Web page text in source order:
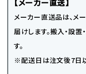
【メーカー直送】
メーカー直送品は、メ
届けします。搬入・設
す。
※配送日は注文後7日